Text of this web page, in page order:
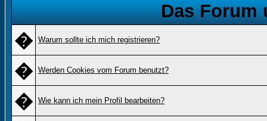
Das Forum
� Warum sollte ich mich registrieren?
� Werden Cookies vom Forum benutzt?
� Wie kann ich mein Profil bearbeiten?